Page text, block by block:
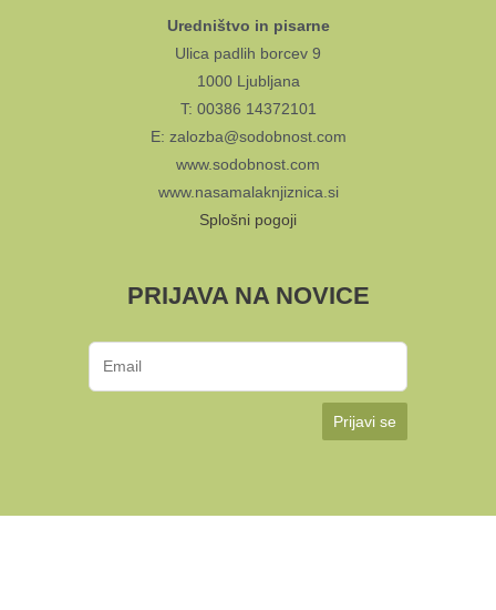
Uredništvo in pisarne
Ulica padlih borcev 9
1000 Ljubljana
T: 00386 14372101
E: zalozba@sodobnost.com
www.sodobnost.com
www.nasamalaknjiznica.si
Splošni pogoji
PRIJAVA NA NOVICE
Prijavi se